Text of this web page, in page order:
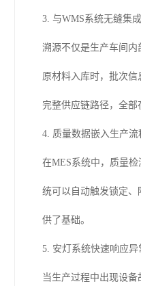
3. 与WMS系统无缝集
溯源不仅是生产车间内
原材料入库时，批次
完整供应链路径，全部
4. 质量数据嵌入生产流
在MES系统中，质量
统可以自动触发锁定
供了基础。
5. 安灯系统快速响应异
当生产过程中出现设